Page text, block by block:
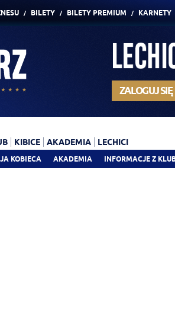
BILETY BILETY PREMIUM KARNETY
ZALOGUJ SIĘ
KOBIECA AKADEMIA INFORMACJE Z
KIBICE AKADEMIA LECHICI